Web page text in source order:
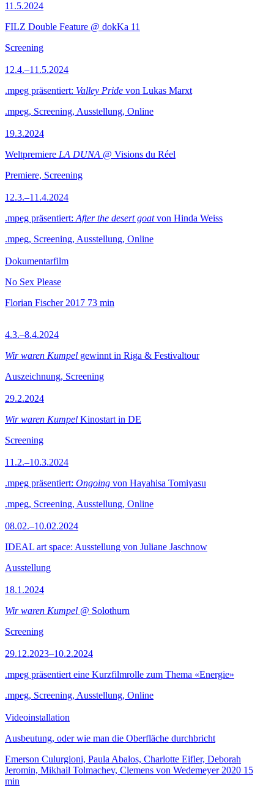
11.5.2024
FILZ Double Feature @ dokKa 11
Screening
12.4.–11.5.2024
.mpeg präsentiert: Valley Pride von Lukas Marxt
.mpeg, Screening, Ausstellung, Online
19.3.2024
Weltpremiere LA DUNA @ Visions du Réel
Premiere, Screening
12.3.–11.4.2024
.mpeg präsentiert: After the desert goatvon Hinda Weiss
.mpeg, Screening, Ausstellung, Online
Dokumentarfilm
No Sex Please
Florian Fischer 2017 73 min
4.3.–8.4.2024
Wir waren Kumpel gewinnt in Riga & Festivaltour
Auszeichnung, Screening
29.2.2024
Wir waren Kumpel Kinostart in DE
Screening
11.2.–10.3.2024
.mpeg präsentiert: Ongoing von Hayahisa Tomiyasu
.mpeg, Screening, Ausstellung, Online
08.02.–10.02.2024
IDEAL art space: Ausstellung von Juliane Jaschnow
Ausstellung
18.1.2024
Wir waren Kumpel @ Solothurn
Screening
29.12.2023–10.2.2024
.mpeg präsentiert eine Kurzfilmrolle zum Thema «Energie»
.mpeg, Screening, Ausstellung, Online
Videoinstallation
Ausbeutung, oder wie man die Oberfläche durchbricht
Emerson Culurgioni, Paula Abalos, Charlotte Eifler, Deborah
Jeromin, Mikhail Tolmachev, Clemens von Wedemeyer 2020 15
min